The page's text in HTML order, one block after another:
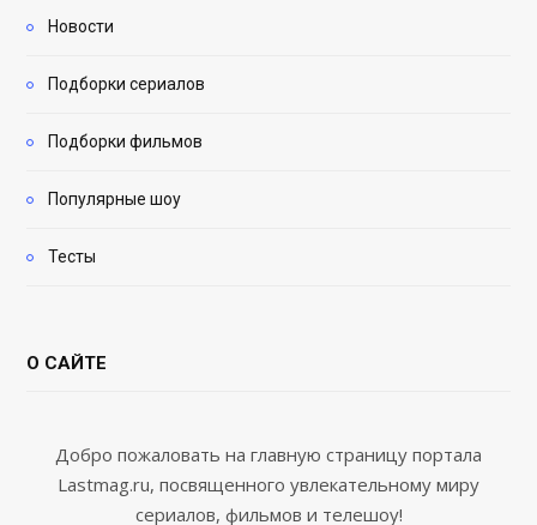
Новости
Подборки сериалов
Подборки фильмов
Популярные шоу
Тесты
О САЙТЕ
Добро пожаловать на главную страницу портала
Lastmag.ru, посвященного увлекательному миру
сериалов, фильмов и телешоу!